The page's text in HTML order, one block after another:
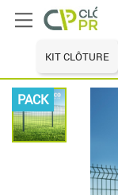
KIT CLÔTURE
PACK